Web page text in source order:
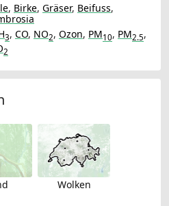
, Birke, Gräser, Beifuss,
3, CO, NO2, Ozon, PM10, PM2.5,
2
Wolken